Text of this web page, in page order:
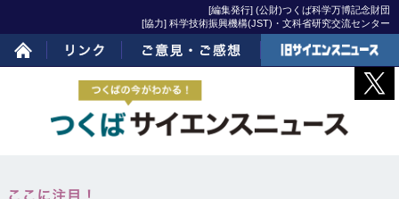
[編集発行] (公財)つくば科学万博記念財団
[協力] 科学技術振興機構(JST)・文科省研究交流センター
ホーム リンク ご意見・ご感想
旧サイエンスニュー